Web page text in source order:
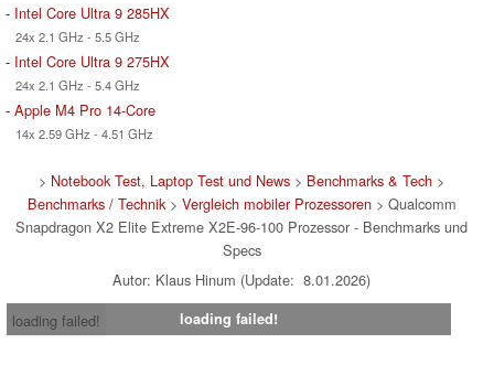
- Intel Core Ultra 9 285HX
24x 2.1 GHz - 5.5 GHz
- Intel Core Ultra 9 275HX
24x 2.1 GHz - 5.4 GHz
- Apple M4 Pro 14-Core
14x 2.59 GHz - 4.51 GHz
> Notebook Test, Laptop Test und News > Benchmarks & Tech >
Benchmarks / Technik> Vergleich mobiler Prozessoren> Qualcomm
Snapdragon X2 Elite Extreme X2E-96-100 Prozessor - Benchmarks und
Specs
Autor: Klaus Hinum (Update: 8.01.2026)
loading failed!
loading failed!